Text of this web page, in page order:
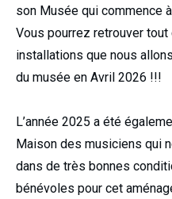
son Musée qui commence
Vous pourrez retrouver
installations que nous
du musée en Avril 2026 !!!
L’année 2025 a été
Maison des musiciens qui
dans de très bonnes
bénévoles pour cet